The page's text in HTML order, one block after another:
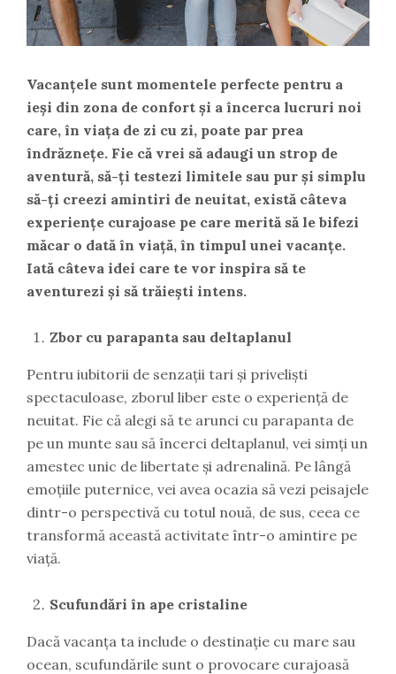
Vacanțele sunt momentele perfecte pentru a
ieși din zona de confort și a încerca lucruri noi
care, în viața de zi cu zi, poate par prea
îndrăznețe. Fie că vrei să adaugi un strop de
aventură, să-ți testezi limitele sau pur și simplu
să-ți creezi amintiri de neuitat, există câteva
experiențe curajoase pe care merită să le bifezi
măcar o dată în viață, în timpul unei vacanțe.
Iată câteva idei care te vor inspira să te
aventurezi și să trăiești intens.
Zbor cu parapanta sau deltaplanul
Pentru iubitorii de senzații tari și priveliști
spectaculoase, zborul liber este o experiență de
neuitat. Fie că alegi să te arunci cu parapanta de
pe un munte sau să încerci deltaplanul, vei simți un
amestec unic de libertate și adrenalină. Pe lângă
emoțiile puternice, vei avea ocazia să vezi peisajele
dintr-o perspectivă cu totul nouă, de sus, ceea ce
transformă această activitate într-o amintire pe
viață.
Scufundări în ape cristaline
Dacă vacanța ta include o destinație cu mare sau
ocean, scufundările sunt o provocare curajoasă